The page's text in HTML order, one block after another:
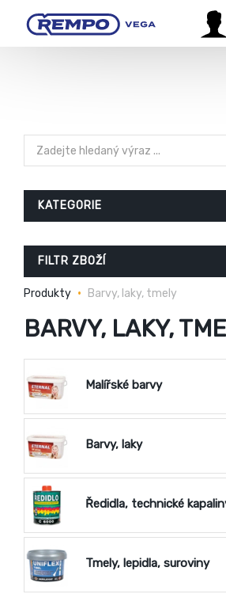
KATEGORIE
FILTR ZBOŽÍ
Produkty Barvy, laky, tmely
BARVY, LAKY,
Malířské barvy
Barvy, laky
Ředidla, technické
Tmely, lepidla, suroviny